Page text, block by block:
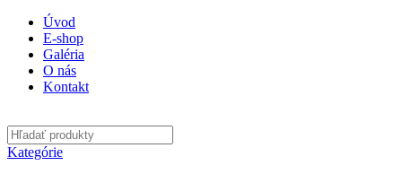
Úvod
E-shop
Galéria
O nás
Kontakt
Kategórie